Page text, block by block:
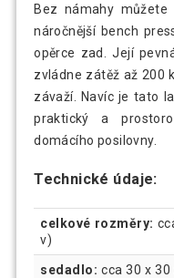
Bez námahy
náročnější bench
opěrce zad. Její
zvládne zátěž až 200
závaží. Navíc je tato
praktický a
domácího posilovny.
Technické údaje:
celkové rozměry:
v)
sedadlo: cca 30 x 30